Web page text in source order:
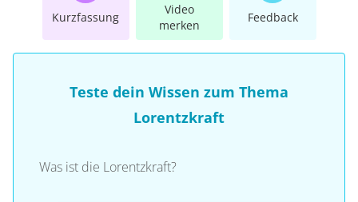
Kurzfassung
Video
merken
Feedback
Teste dein Wissen zum Thema
Lorentzkraft
Was ist die Lorentzkraft?